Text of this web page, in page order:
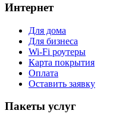
Интернет
Для дома
Для бизнеса
Wi-Fi роутеры
Карта покрытия
Оплата
Оставить заявку
Пакеты услуг